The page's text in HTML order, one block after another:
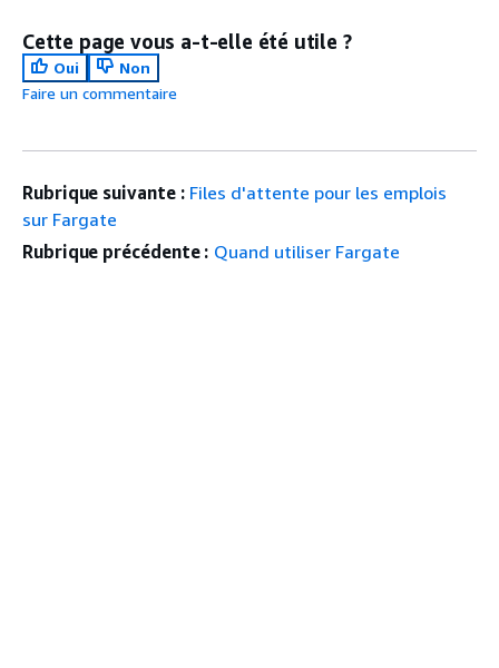
Cette page vous a-t-elle été utile ?
Oui
Non
Faire un commentaire
Rubrique suivante : Files d'attente pour les emplois
sur Fargate
Rubrique précédente : Quand utiliser Fargate